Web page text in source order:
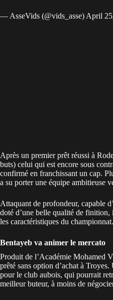
— AsseVids (@vids_asse) April
Après un premier prêt réussi à
buts) celui qui est encore sous
confirmé en franchissant un cap.
a su porter une équipe ambitieuse
Attaquant de profondeur, capable
doté d’une belle qualité de
les caractéristiques du championnat.
Bentayeb va animer le mercato
Produit de l’Académie Mohamed
prêté sans option d’achat à
pour le club aubois, qui pourrait
meilleur buteur, à moins de